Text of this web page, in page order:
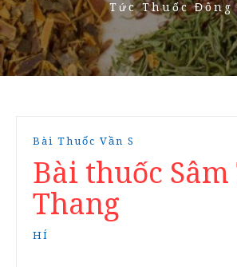
Tức Thuốc Đông
Bài Thuốc Vần S
Bài thuốc
Thang
HÍ